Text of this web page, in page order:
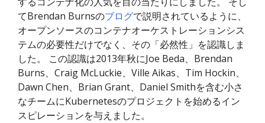
てBrendan Burnsのブログで説明されているように、
オープンソースのコンテナオーケストレーションシス
テムの必要性だけでなく、その「必然性」を認識しま
した。 この認識は2013年秋にJoe Beda、Brendan
Burns、Craig McLuckie、Ville Aikas、Tim Hockin、
Dawn Chen、Brian Grant、Daniel Smithを含む小さ
なチームにKubernetesのプロジェクトを始めるイン
スピレーションを与えました。